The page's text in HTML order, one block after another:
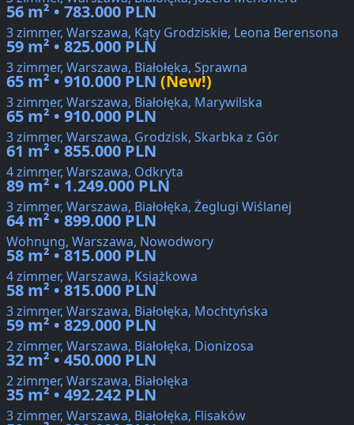
56 m² • 783.000 PLN
3 zimmer, Warszawa, Kąty Grodziskie, Leona Berensona
59 m² • 825.000 PLN
3 zimmer, Warszawa, Białołęka, Sprawna
65 m² • 910.000 PLN (New!)
3 zimmer, Warszawa, Białołęka, Marywilska
65 m² • 910.000 PLN
3 zimmer, Warszawa, Grodzisk, Skarbka z Gór
61 m² • 855.000 PLN
4 zimmer, Warszawa, Odkryta
89 m² • 1.249.000 PLN
3 zimmer, Warszawa, Białołęka, Żeglugi Wiślanej
64 m² • 899.000 PLN
Wohnung, Warszawa, Nowodwory
58 m² • 815.000 PLN
4 zimmer, Warszawa, Książkowa
58 m² • 815.000 PLN
3 zimmer, Warszawa, Białołęka, Mochtyńska
59 m² • 829.000 PLN
2 zimmer, Warszawa, Białołęka, Dionizosa
32 m² • 450.000 PLN
2 zimmer, Warszawa, Białołęka
35 m² • 492.242 PLN
3 zimmer, Warszawa, Białołęka, Flisaków